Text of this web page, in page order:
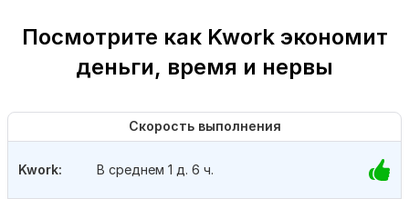
Посмотрите как Kwork экономит
деньги, время и нервы
Скорость выполнения
Kwork: В среднем 1 д. 6 ч.